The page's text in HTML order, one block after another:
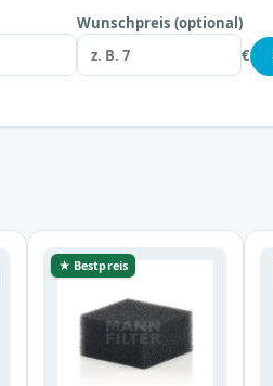
Wunschpreis (optional)
€
★ Bestpreis